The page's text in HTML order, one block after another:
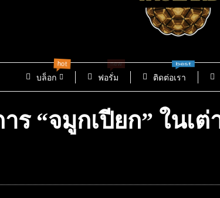
บล็อก
hot
ฟอรั่ม
new
ติดต่อเรา
best
ร “จมูกเปียก” ในเต่